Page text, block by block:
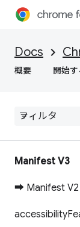
Docs
概要 開始す
Manifest V3
➡ Manifest V2
accessibility